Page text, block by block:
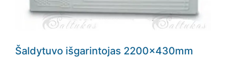
Šaldytuvo išgarintojas 2200x430mm